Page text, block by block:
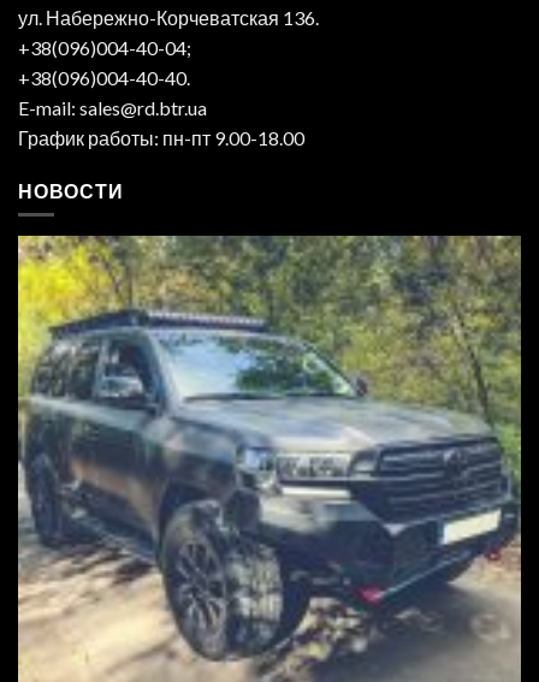
ул. Набережно-Корчеватская 136.
+38(096)004-40-04;
+38(096)004-40-40.
E-mail: sales@rd.btr.ua
График работы: пн-пт 9.00-18.00
НОВОСТИ